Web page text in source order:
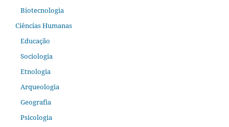
Biotecnologia
Ciências Humanas
Educação
Sociologia
Etnologia
Arqueologia
Geografia
Psicologia